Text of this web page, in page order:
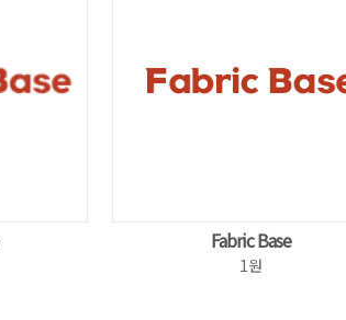
Fabric Base
1원